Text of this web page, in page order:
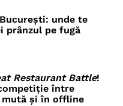
unde te
prânzul pe fugă
Restaurant Battle!
între
mută și în offline